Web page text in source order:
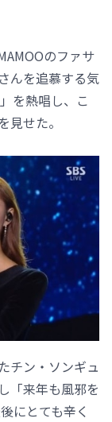
のファサ
んを追慕する気
を熱唱し、こ
見せた。
チン・ソンギュ
「来年も風邪を
にとても辛く